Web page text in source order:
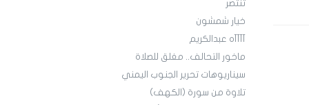
تنتصر
خيار شمشون
آآآآه عبدالكريم
ماخور التحالف.. مغلق للصلاة
سيناريوهات تحرير الجنوب اليمني
تلاوة من سورة (الكهف)